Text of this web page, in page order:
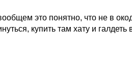
это понятно, что не в
купить там хату и галдеть